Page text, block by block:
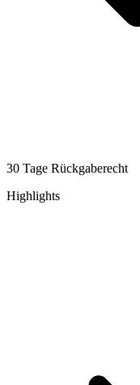
30 Tage Rückgaberecht
Highlights